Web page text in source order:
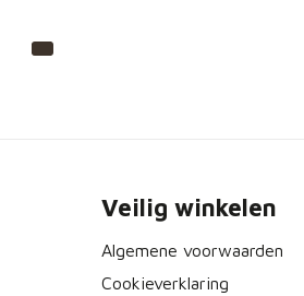
Veilig winkelen
Algemene voorwaarden
Cookieverklaring